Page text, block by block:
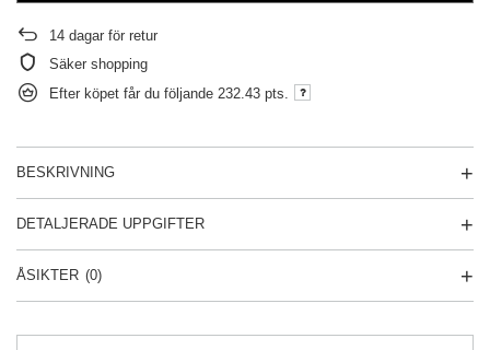
14 dagar för retur
Säker shopping
Efter köpet får du följande 232.43 pts.
BESKRIVNING
DETALJERADE UPPGIFTER
ÅSIKTER (0)